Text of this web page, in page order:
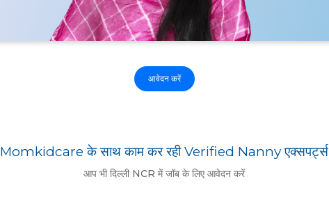
आवेदन करें
Momkidcare के साथ काम कर रही Verified Nanny एक्सपर्ट्स
आप भी दिल्ली NCR में जॉब के लिए आवेदन करें